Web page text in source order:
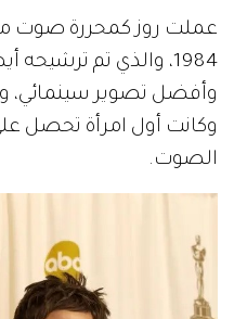
عملت روز كمحررة صوت
1984، والذي تم
وأفضل تصوير
وكانت أول امرأة تحصل
الصوت.